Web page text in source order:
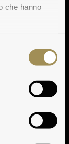
che hanno